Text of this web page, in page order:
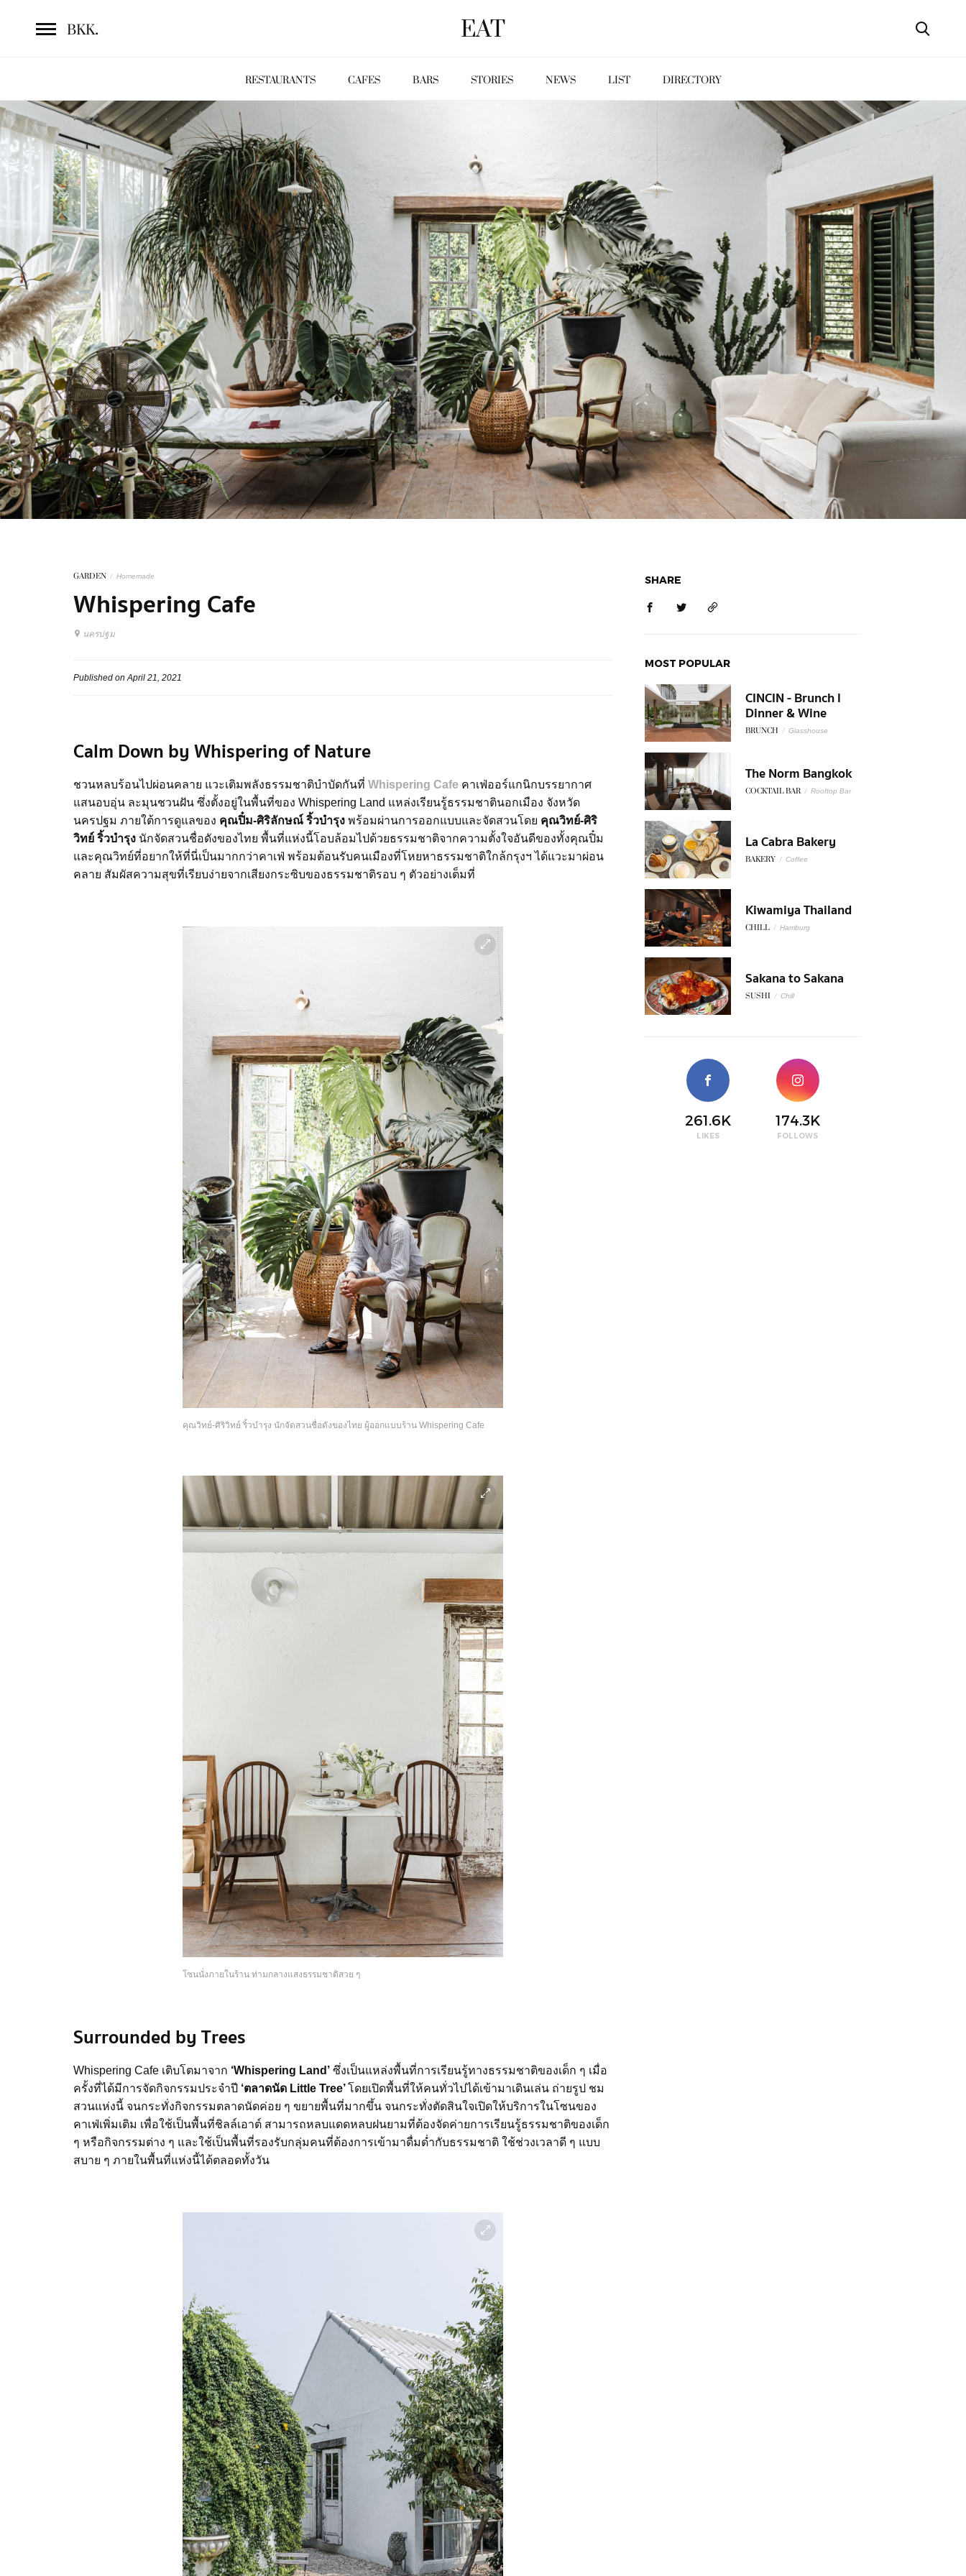
BKK. EAT
RESTAURANTS CAFES BARS STORIES NEWS LIST DIRECTORY
GARDEN / Homemade
Whispering Cafe
นครปฐม
Published on April 21, 2021
Calm Down by Whispering of Nature
ชวนหลบร้อนไปผ่อนคลาย แวะเติมพลังธรรมชาติบำบัดกันที่ Whispering Cafe คาเฟ่ออร์แกนิกบรรยากาศ
แสนอบอุ่น ละมุนชวนฝัน ซึ่งตั้งอยู่ในพื้นที่ของ Whispering Land แหล่งเรียนรู้ธรรมชาตินอกเมือง จังหวัด
นครปฐม ภายใต้การดูแลของ คุณปิ๋ม-ศิริลักษณ์ ริ้วบำรุง พร้อมผ่านการออกแบบและจัดสวนโดย คุณวิทย์-ศิริ
วิทย์ ริ้วบำรุง นักจัดสวนชื่อดังของไทย พื้นที่แห่งนี้โอบล้อมไปด้วยธรรมชาติจากความตั้งใจอันดีของทั้งคุณปิ๋ม
และคุณวิทย์ที่อยากให้ที่นี่เป็นมากกว่าคาเฟ่ พร้อมต้อนรับคนเมืองที่โหยหาธรรมชาติใกล้กรุงฯ ได้แวะมาผ่อน
คลาย สัมผัสความสุขที่เรียบง่ายจากเสียงกระซิบของธรรมชาติรอบ ๆ ตัวอย่างเต็มที่
คุณวิทย์-ศิริวิทย์ ริ้วบำรุง นักจัดสวนชื่อดังของไทย ผู้ออกแบบร้าน Whispering Cafe
โซนนั่งภายในร้าน ท่ามกลางแสงธรรมชาติสวย ๆ
Surrounded by Trees
Whispering Cafe เติบโตมาจาก ‘Whispering Land’ ซึ่งเป็นแหล่งพื้นที่การเรียนรู้ทางธรรมชาติของเด็ก ๆ เมื่อ
ครั้งที่ได้มีการจัดกิจกรรมประจำปี ‘ตลาดนัด Little Tree’โดยเปิดพื้นที่ให้คนทั่วไปได้เข้ามาเดินเล่น ถ่ายรูป ชม
สวนแห่งนี้ จนกระทั่งกิจกรรมตลาดนัดค่อย ๆ ขยายพื้นที่มากขึ้น จนกระทั่งตัดสินใจเปิดให้บริการในโซนของ
คาเฟ่เพิ่มเติม เพื่อใช้เป็นพื้นที่ชิลล์เอาต์ สามารถหลบแดดหลบฝนยามที่ต้องจัดค่ายการเรียนรู้ธรรมชาติของเด็ก
ๆ หรือกิจกรรมต่าง ๆ และใช้เป็นพื้นที่รองรับกลุ่มคนที่ต้องการเข้ามาดื่มด่ำกับธรรมชาติ ใช้ช่วงเวลาดี ๆ แบบ
สบาย ๆ ภายในพื้นที่แห่งนี้ได้ตลอดทั้งวัน
SHARE
MOST POPULAR
CINCIN - Brunch l
Dinner & Wine
BRUNCH / Glasshouse
The Norm Bangkok
COCKTAIL BAR / Rooftop Bar
La Cabra Bakery
BAKERY / Coffee
Kiwamiya Thailand
CHILL / Hamburg
Sakana to Sakana
SUSHI / Chill
261.6K
LIKES
174.3K
FOLLOWS